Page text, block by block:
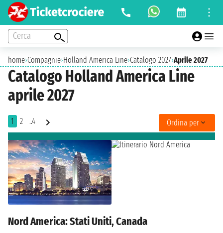
Cerca
home›Compagnie›Holland America Line›Catalogo 2027›Aprile 2027
Catalogo Holland America Line
aprile 2027
1 2 ..4 Ordina per
Nord America: Stati Uniti, Canada